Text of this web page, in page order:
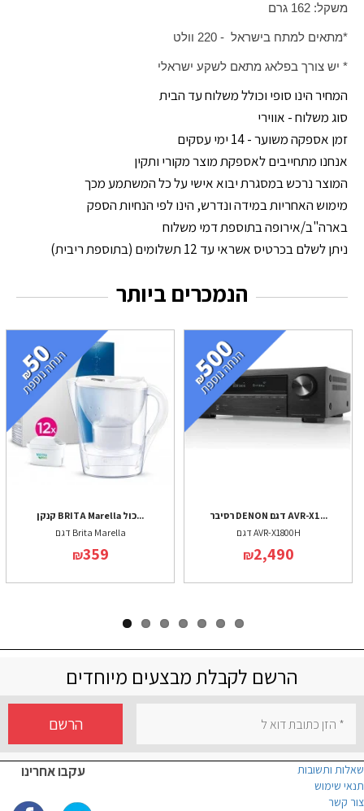
משקל: 162 גרם
*מתאים למתח בישראל - 220 וולט
* יש צורך בפלאג מתאם לשקע ישראלי
המחיר הינו סופי וכולל משלוח עד הבית
סוג משלוח - אווירי
זמן אספקה משוער - 14 ימי עסקים
אנחנו מתחייבים לאספקת מוצר מקורי ותקין
המוצר נרכש במסגרת יבוא אישי על כל המשתמע מכך
מימוש האחריות במידה ונדרש, הינו לפי הנחיות הספק
בארה"ב/אירופה בתוספת דמי משלוח
ניתן לשלם בכרטיס אשראי עד 12 תשלומים (בתוספת ריבית)
הנמכרים ביותר
קנקן BRITA Marella כול...
דגם Brita Marella
₪359
רסיבר DENON דגם AVR-X1...
דגם AVR-X1800H
₪2,490
הרשם לקבלת מבצעים מיוחדים
הרשם
עקבו אחרינו
שאלות ותשובות
תנאי שימוש
צור קשר